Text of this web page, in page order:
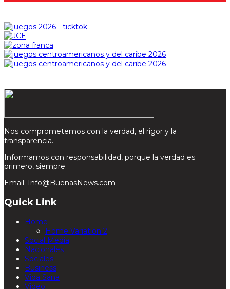
Nos comprometemos con la verdad, el rigor y la
transparencia.
Informamos con responsabilidad, porque la verdad es
primero, siempre.
Email: Info@BuenasNews.com
Quick Link
Home
Home Variation 2
Social Media
Nacionales
Sociales
Business
Vida Sana
Video